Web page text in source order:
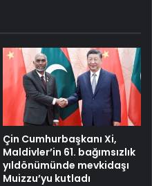
Çin Cumhurbaşkanı Xi,
Maldivler’in 61. bağımsızlık
yıldönümünde mevkidaşı
Muizzu’yu kutladı